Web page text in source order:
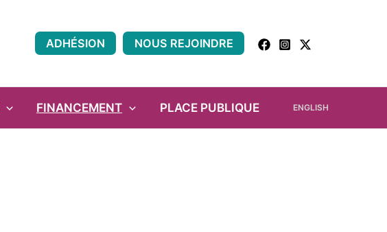
ADHÉSION NOUS REJOINDRE
FINANCEMENT PLACE PUBLIQUE ENGLISH